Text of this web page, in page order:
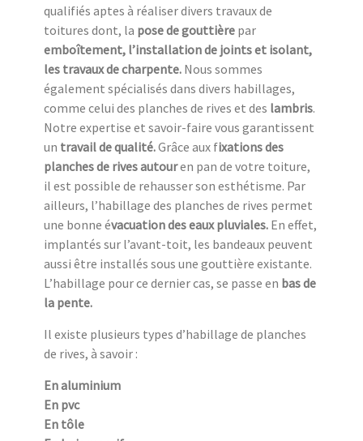
qualifiés aptes à réaliser divers travaux de
toitures dont, la pose de gouttière par
emboîtement, l’installation de joints et isolant,
les travaux de charpente. Nous sommes
également spécialisés dans divers habillages,
comme celui des planches de rives et des lambris.
Notre expertise et savoir-faire vous garantissent
un travail de qualité.Grâce aux fixations des
planches de rives autouren pan de votre toiture,
il est possible de rehausser son esthétisme. Par
ailleurs, l’habillage des planches de rives permet
une bonne évacuation des eaux pluviales. En effet,
implantés sur l’avant-toit, les bandeaux peuvent
aussi être installés sous une gouttière existante.
L’habillage pour ce dernier cas, se passe en bas de
la pente.
Il existe plusieurs types d’habillage de planches
de rives, à savoir :
En aluminium
En pvc
En tôle